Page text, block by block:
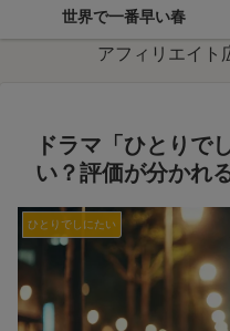
世界で一番早い春
アフィリエイト
ドラマ「ひとりで
い？評価が分かれ
ひとりでしにたい